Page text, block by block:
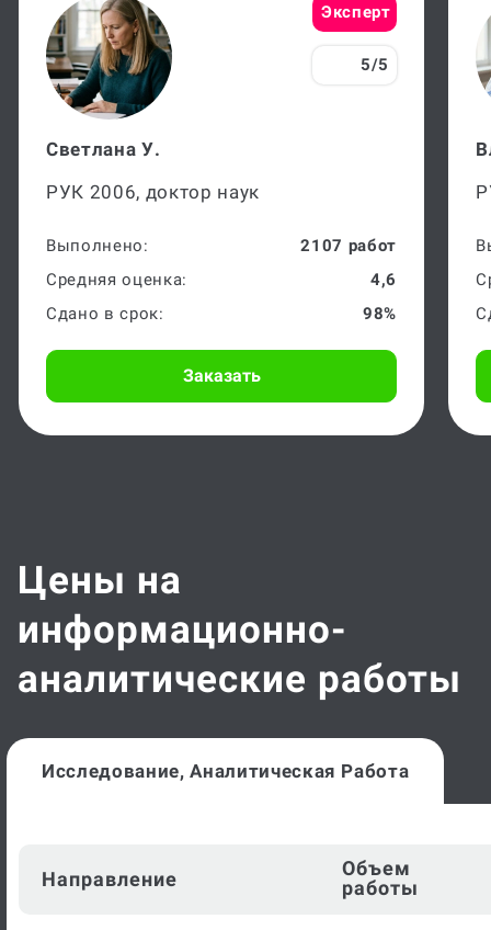
Эксперт
5/5
Светлана У.
РУК 2006, доктор наук
Выполнено:
2107 работ
Средняя оценка:
4,6
Сдано в срок:
98%
Заказать
Цены на
информационно-
аналитические работы
Исследование, Аналитическая Работа
Направление
Объем
работы